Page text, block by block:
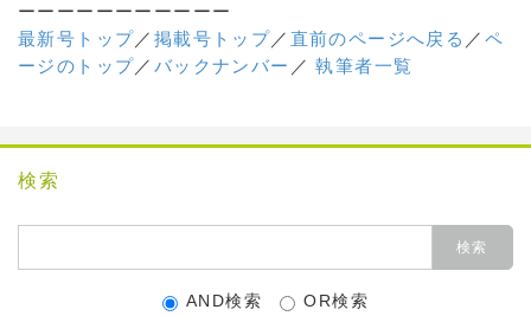
ーーーーーーーーーーー
最新号トップ／ 掲載号トップ／ 直前のページへ戻る ／ ペ
ージのトップ／ バックナンバー ／執筆者一覧
検索
AND検索 OR検索